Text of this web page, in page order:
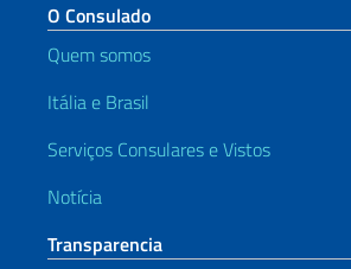
O Consulado
Quem somos
Itália e Brasil
Serviços Consulares e Vistos
Notícia
Transparencia